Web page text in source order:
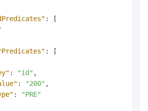
:
[
:
[
: "id" ,
: "200" ,
:
"PRE"